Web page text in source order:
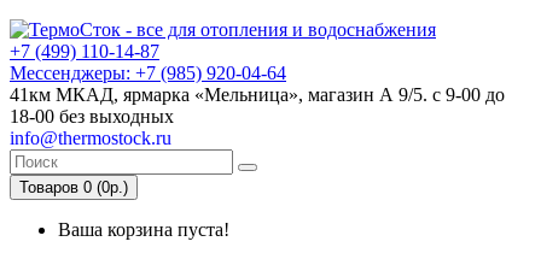
+7 (499) 110-14-87
Мессенджеры: +7 (985) 920-04-64
41км МКАД, ярмарка «Мельница», магазин А 9/5. с 9-00 до
18-00 без выходных
info@thermostock.ru
Товаров 0 (0р.)
Ваша корзина пуста!